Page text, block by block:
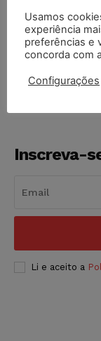
STF inicia
proibição dos
Inscreva-
Li e aceito a
Usamos
experiência
preferências e
concorda com
Configurações